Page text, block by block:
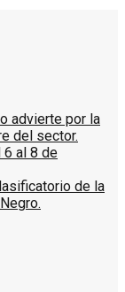
advierte por la
del sector.
6 al 8 de
de la